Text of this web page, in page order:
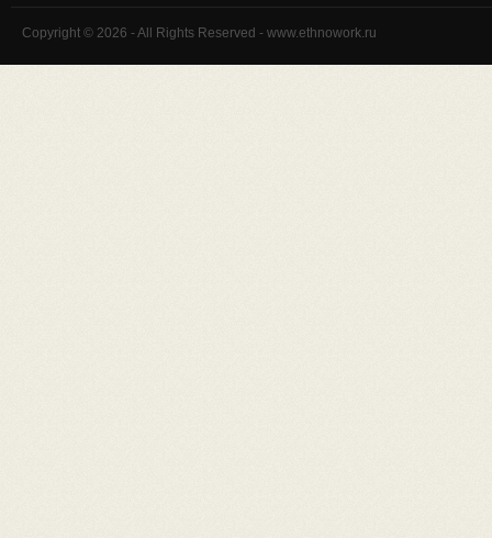
Copyright © 2026 - All Rights Reserved - www.ethnowork.ru